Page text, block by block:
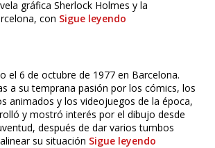
gráfica Sherlock Holmes y la
con Sigue leyendo
el 6 de octubre de 1977 en Barcelona.
a su temprana pasión por los cómics, los
animados y los videojuegos de la época,
y mostró interés por el dibujo desde
después de dar varios tumbos
su situación Sigue leyendo